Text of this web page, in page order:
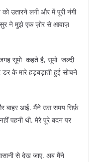
उतारने लगी और में पूरी नंगी
ने मुझे एक ज़ोर से आवाज़
सूमो कहते है, सूमो जल्दी
के मारे हड़बड़ाती हुई सोचने
बाहर आई. मैंने उस समय सिर्फ़
पहनी थी. मेरे पूरे बदन पर
से देख जाए. अब मैंने